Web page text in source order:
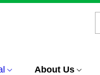
About Us